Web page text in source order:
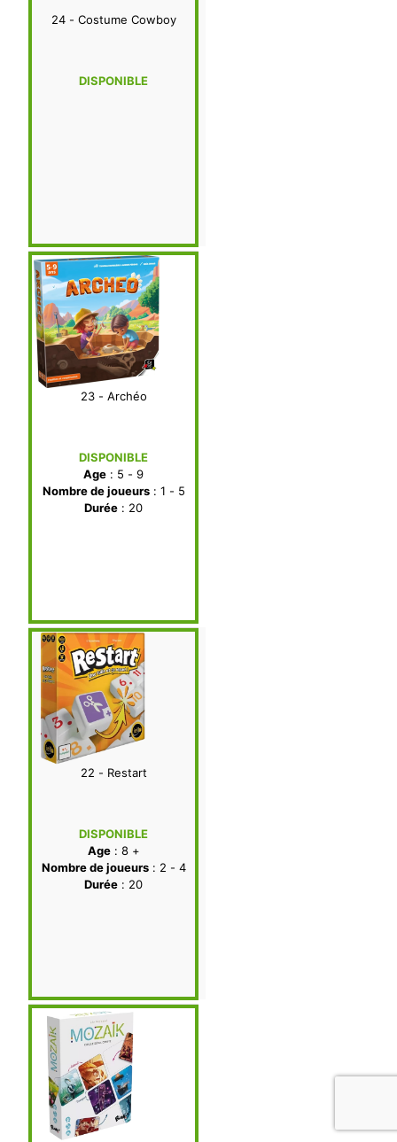
24 - Costume Cowboy
DISPONIBLE
23 - Archéo
DISPONIBLE
Age : 5 - 9
Nombre de joueurs: 1 - 5
Durée : 20
22 - Restart
DISPONIBLE
Age: 8 +
Nombre de joueurs: 2 - 4
Durée : 20